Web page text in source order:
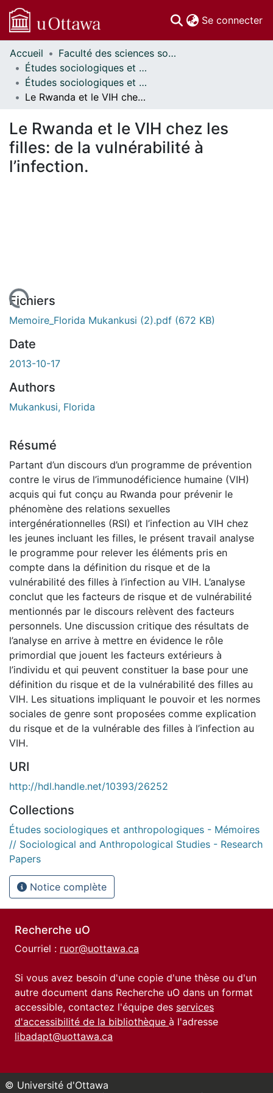
Se connecter
Communautés
et collections
Parcourir
Statistiques
À propos
Accueil
Faculté des sciences sociales // Faculty of Social Sciences
Études sociologiques et anthropologiques // Sociological and Anthropological Studies
Études sociologiques et anthropologiques - Mémoires // Sociological and Anthropological Studies - Research Papers
Le Rwanda et le VIH chez les filles: de la vulnérabilité à l’infection.
Le Rwanda et le VIH chez les
filles: de la vulnérabilité à
l’infection.
En cours de chargement...
Fichiers
Memoire_Florida Mukankusi (2).pdf (672 KB)
Date
2013-10-17
Authors
Mukankusi, Florida
Résumé
Partant d’un discours d’un programme de prévention
contre le virus de l’immunodéficience humaine (VIH)
acquis qui fut conçu au Rwanda pour prévenir le
phénomène des relations sexuelles
intergénérationnelles (RSI) et l’infection au VIH chez
les jeunes incluant les filles, le présent travail analyse
le programme pour relever les éléments pris en
compte dans la définition du risque et de la
vulnérabilité des filles à l’infection au VIH. L’analyse
conclut que les facteurs de risque et de vulnérabilité
mentionnés par le discours relèvent des facteurs
personnels. Une discussion critique des résultats de
l’analyse en arrive à mettre en évidence le rôle
primordial que jouent les facteurs extérieurs à
l’individu et qui peuvent constituer la base pour une
définition du risque et de la vulnérabilité des filles au
VIH. Les situations impliquant le pouvoir et les normes
sociales de genre sont proposées comme explication
du risque et de la vulnérable des filles à l’infection au
VIH.
URI
http://hdl.handle.net/10393/26252
Collections
Études sociologiques et anthropologiques - Mémoires
// Sociological and Anthropological Studies - Research
Papers
Notice complète
Recherche uO
Courriel : ruor@uottawa.ca
Si vous avez besoin d'une copie d'une thèse ou d'un
autre document dans Recherche uO dans un format
accessible, contactez l'équipe des services
d'accessibilité de la bibliothèque à l'adresse
libadapt@uottawa.ca
© Université d'Ottawa